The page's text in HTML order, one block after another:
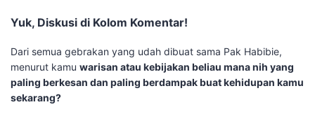
​Yuk, Diskusi di Kolom Komentar!
​Dari semua gebrakan yang udah dibuat sama Pak Habibie,
menurut kamu warisan atau kebijakan beliau mana nih yang
paling berkesan dan paling berdampak buat kehidupan kamu
sekarang?